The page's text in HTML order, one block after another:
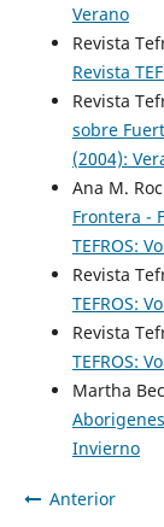
Verano
Revista
Revista
Revista
sobre
(2004):
Ana M.
Frontera -
TEFROS:
Revista
TEFROS:
Revista
TEFROS:
Martha
Aborigenes
Invierno
Anterior